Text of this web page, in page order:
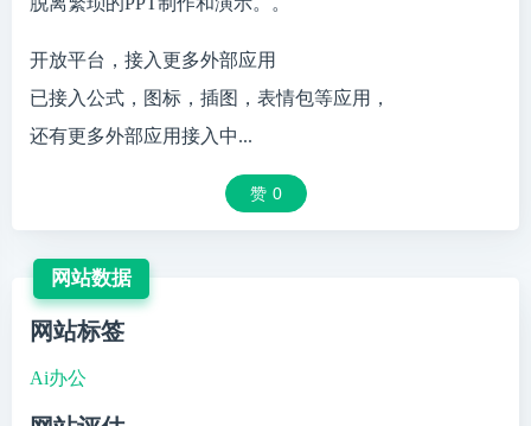
开放平台，接入更多外部应用
已接入公式，图标，插图，表情包等应用，
还有更多外部应用接入中...
赞 0
网站数据
网站标签
Ai办公